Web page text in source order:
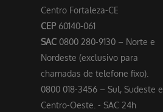
Centro Fortaleza-CE
CEP60140-061
SAC0800 280-9130 – Norte e
Nordeste (exclusivo para
chamadas de telefone fixo).
0800 018-3456 – Sul, Sudeste e
Centro-Oeste. - SAC 24h